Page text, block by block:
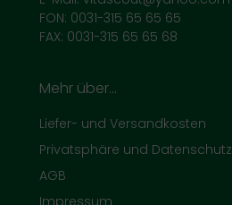
FON: 0031-315 65 65 65
FAX: 0031-315 65 65 68
Mehr über...
Liefer- und Versandkosten
Privatsphäre und Datenschutz
AGB